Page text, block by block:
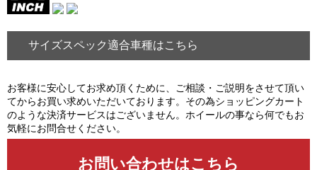
サイズスペック適合車種はこちら
お客様に安心してお求め頂くために、ご相談・ご説明をさせて頂い
てからお買い求めいただいております。その為ショッピングカート
のような決済サービスはございません。ホイールの事なら何でもお
気軽にお問合せください。